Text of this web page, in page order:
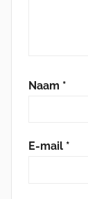
Naam *
E-mail *